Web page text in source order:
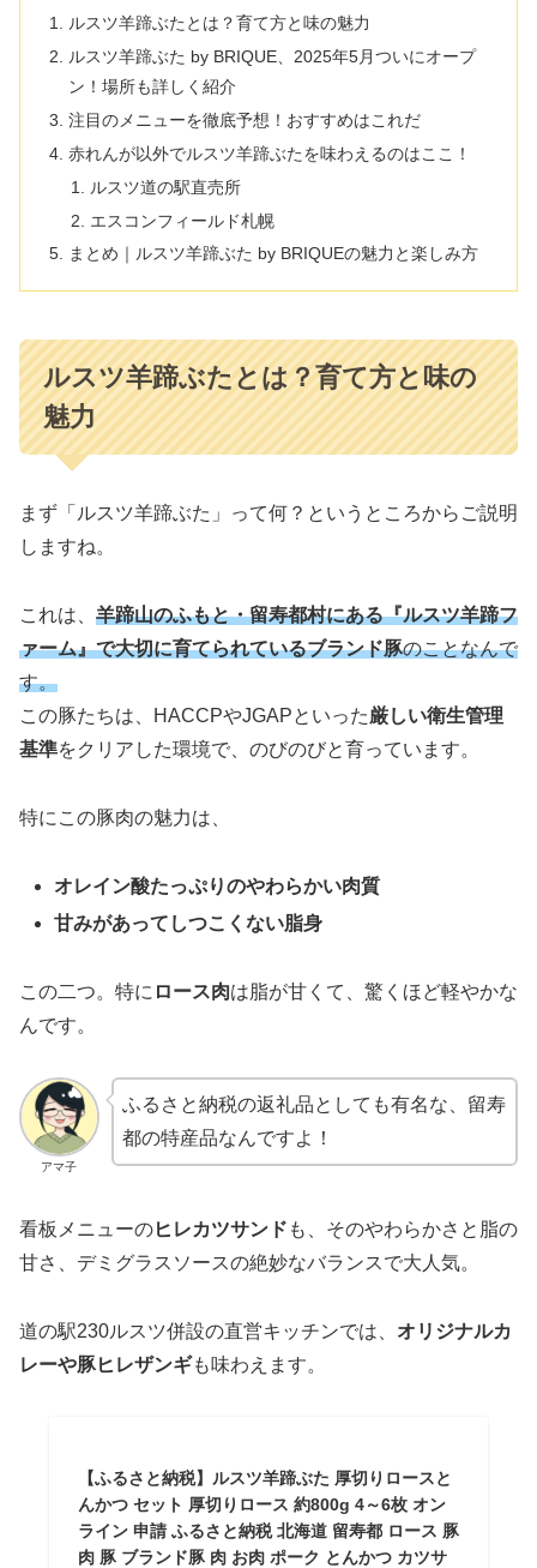
ルスツ羊蹄ぶたとは？育て方と味の魅力
ルスツ羊蹄ぶた by BRIQUE、2025年5月ついにオープ
ン！場所も詳しく紹介
注目のメニューを徹底予想！おすすめはこれだ
赤れんが以外でルスツ羊蹄ぶたを味わえるのはここ！
ルスツ道の駅直売所
エスコンフィールド札幌
まとめ｜ルスツ羊蹄ぶた by BRIQUEの魅力と楽しみ方
ルスツ羊蹄ぶたとは？育て方と味の
魅力
まず「ルスツ羊蹄ぶた」って何？というところからご説明
しますね。
これは、 羊蹄山のふもと・留寿都村にある『ルスツ羊蹄フ
ァーム』で大切に育てられているブランド豚のことなんで
す。
この豚たちは、HACCPやJGAPといった厳しい衛生管理
基準をクリアした環境で、のびのびと育っています。
特にこの豚肉の魅力は、
オレイン酸たっぷりのやわらかい肉質
甘みがあってしつこくない脂身
この二つ。特に ロース肉は脂が甘くて、驚くほど軽やかな
んです。
アマ子
ふるさと納税の返礼品としても有名な、留寿
都の特産品なんですよ！
看板メニューのヒレカツサンド も、そのやわらかさと脂の
甘さ、デミグラスソースの絶妙なバランスで大人気。
道の駅230ルスツ併設の直営キッチンでは、 オリジナルカ
レーや豚ヒレザンギも味わえます。
【ふるさと納税】ルスツ羊蹄ぶた 厚切りロースと
んかつ セット 厚切りロース 約800g 4～6枚 オン
ライン 申請 ふるさと納税 北海道 留寿都 ロース 豚
肉 豚 ブランド豚 肉 お肉 ポーク とんかつ カツサ